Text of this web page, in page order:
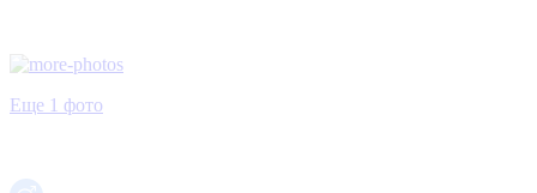
Еще 1 фото